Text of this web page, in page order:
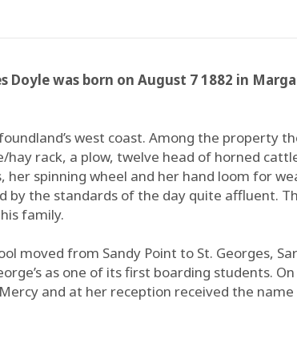
was born on August 7 1882 in
west coast. Among the property
rack, a plow, twelve head of horned
spinning wheel and her hand loom for
by the standards of the day quite affluent.
family.
moved from Sandy Point to St. Georges,
as one of its first boarding students.
and at her reception received the